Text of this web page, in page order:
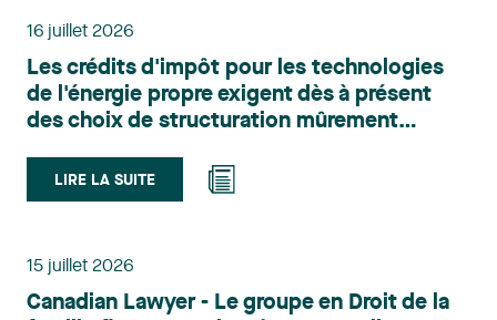
principalement sur le droit de l’environnement,
du territoire. Elle conseille et représente une
clientèle publique et privée dans le cadre d’enjeux
touchant notamment les obligations
et de permis, l’application et la contestation de
règlements d’urbanisme, ainsi que les dossiers
municipalités dans la validation juridique de leurs
Reconnue pour son approche à la fois stratégique
16 juillet 2026
Les crédits d'impôt pour les technologies
de l'énergie propre exigent dès à présent
des choix de structuration mûrement
LIRE LA SUITE
15 juillet 2026
Canadian Lawyer - Le groupe en Droit de la